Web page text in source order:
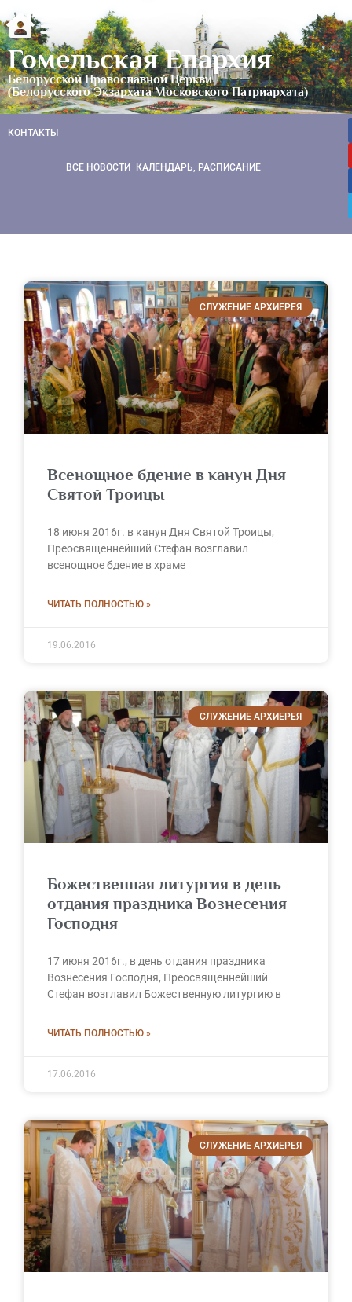
Гомельская Епархия
Белорусской Православной Церкви
(Белорусского Экзархата Московского Патриархата)
КОНТАКТЫ
ВСЕ НОВОСТИ КАЛЕНДАРЬ, РАСПИСАНИЕ
СЛУЖЕНИЕ АРХИЕРЕЯ
Всенощное бдение в канун Дня
Святой Троицы
18 июня 2016г. в канун Дня Святой Троицы,
Преосвященнейший Стефан возглавил
всенощное бдение в храме
ЧИТАТЬ ПОЛНОСТЬЮ »
19.06.2016
СЛУЖЕНИЕ АРХИЕРЕЯ
Божественная литургия в день
отдания праздника Вознесения
Господня
17 июня 2016г., в день отдания праздника
Вознесения Господня, Преосвященнейший
Стефан возглавил Божественную литургию в
ЧИТАТЬ ПОЛНОСТЬЮ »
17.06.2016
СЛУЖЕНИЕ АРХИЕРЕЯ